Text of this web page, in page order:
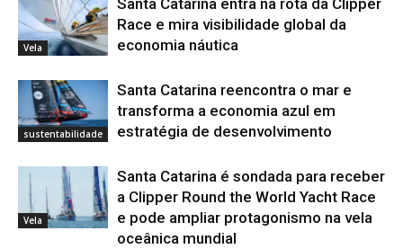
Vela
Race e mira visibilidade global da
economia náutica
sustentabilidade
Santa Catarina reencontra o mar e
transforma a economia azul em
estratégia de desenvolvimento
Vela
Santa Catarina é sondada para receber
a Clipper Round the World Yacht Race
e pode ampliar protagonismo na vela
oceânica mundial